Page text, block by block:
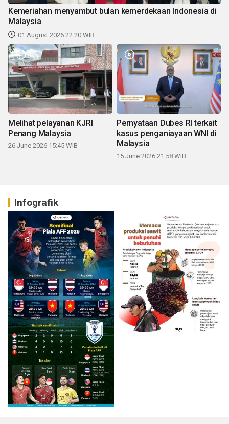
Kemeriahan menyambut bulan kemerdekaan Indonesia di
Malaysia
01 August 2026 22:20 WIB
Melihat pelayanan KJRI
Penang Malaysia
26 June 2026 15:45 WIB
Pernyataan Dubes RI terkait
kasus penganiayaan WNI di
Malaysia
15 June 2026 21:58 WIB
Infografik